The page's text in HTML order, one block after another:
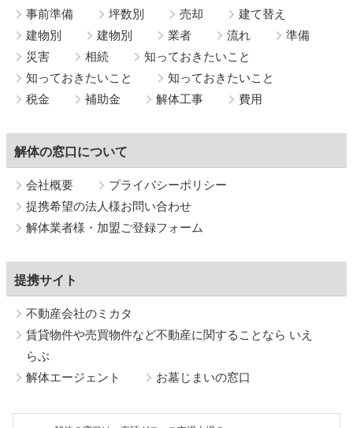
事前準備
坪数別 売却
建て替え
建物別
建物別 業者 流れ
準備
災害
相続
知っておきたいこと
知っておきたいこと
知っておきたいこと
税金
補助金 解体工事 費用
解体の窓口について
会社概要
プライバシーポリシー
提携希望の法人様お問い合わせ
解体業者様・加盟ご登録フォーム
提携サイト
不動産会社のミカタ
賃貸物件や売買物件など不動産に関することなら いえ
らぶ
解体エージェント
お墓じまいの窓口